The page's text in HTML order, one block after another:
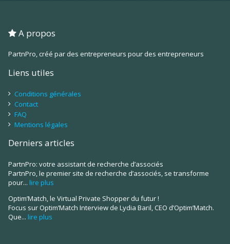
A propos
PartnPro, créé par des entrepreneurs pour des entrepreneurs
Liens utiles
Conditions générales
Contact
FAQ
Mentions légales
Derniers articles
PartnPro: votre assistant de recherche d’associés
PartnPro, le premier site de recherche d’associés, se transforme
pour... lire plus
Optim’Match, le Virtual Private Shopper du futur !
Focus sur Optim’Match Interview de Lydia Baril, CEO d’Optim’Match.
Que... lire plus